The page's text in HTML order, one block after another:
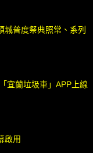
普度祭典照常、系列
宜蘭垃圾車」APP上線
啟用